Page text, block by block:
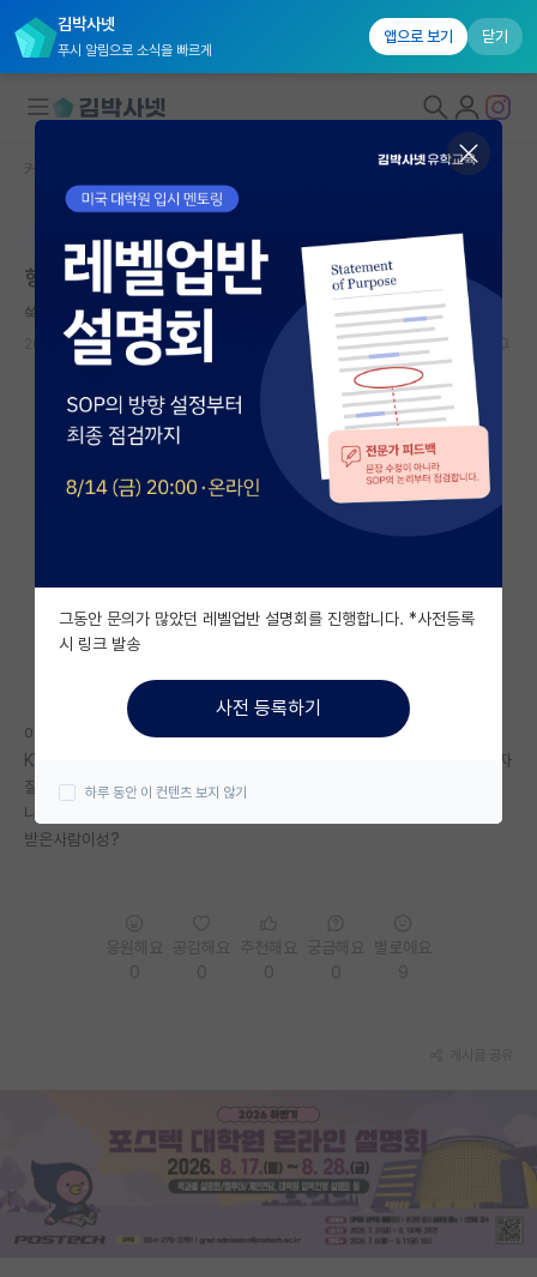
김박사넷
푸시 알림으로 소식을 빠르게
앱으로 보기 닫기
대학원생 모집
국내대학원 정보
연구실&오픈랩
커뮤니티
커뮤니티 홈
전체글보기
베스트 게시판
자유 게시판(아무개랩)
미국 유학 게시판
미국 대학원 합격 후기 게시판
대학원생 모집 게시판
연구실(PI) 홍보 게시판
인문사회 계열 게시판
특수/전문대학원 게시판
커뮤니티 홈
본문이 수정되지 않는 박제글입니다.
형들형들 삼성 내부자추천 (박사)
쑥스러운 프랜시스 크릭
2026.06.13 14 2047
이걸로 들어간 사람있어?? 얼마나걸려 추천받는데?
KY 학부에 미박 top 10박사하고 포닥중이고, 국립대 면접앞뒀는데 교수 자
질이 부족한것같아...
나도 6억 받고싶어.... 짧게걸리면 친구들한테연락해서 추천받게...
받은사람이성?
그동안 문의가 많았던 레벨업반 설명회를 진행합니다. *사전등록
시 링크 발송
사전 등록하기
하루 동안 이 컨텐츠 보지 않기